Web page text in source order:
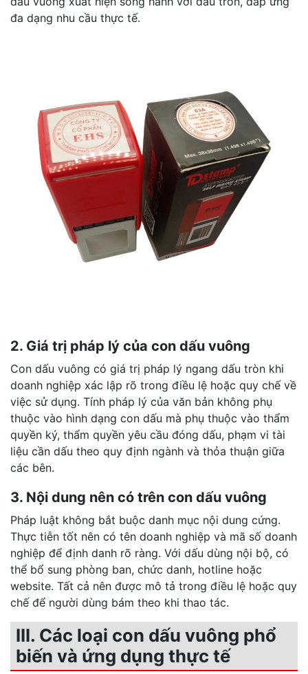
đa dạng nhu cầu thực tế.
2. Giá trị pháp lý của con dấu vuông
Con dấu vuông có giá trị pháp lý ngang dấu tròn khi
doanh nghiệp xác lập rõ trong điều lệ hoặc quy chế về
việc sử dụng. Tính pháp lý của văn bản không phụ
thuộc vào hình dạng con dấu mà phụ thuộc vào thẩm
quyền ký, thẩm quyền yêu cầu đóng dấu, phạm vi tài
liệu cần dấu theo quy định ngành và thỏa thuận giữa
các bên.
3. Nội dung nên có trên con dấu vuông
Pháp luật không bắt buộc danh mục nội dung cứng.
Thực tiễn tốt nên có tên doanh nghiệp và mã số doanh
nghiệp để định danh rõ ràng. Với dấu dùng nội bộ, có
thể bổ sung phòng ban, chức danh, hotline hoặc
website. Tất cả nên được mô tả trong điều lệ hoặc quy
chế để người dùng bám theo khi thao tác.
III. Các loại con dấu vuông phổ
biến và ứng dụng thực tế